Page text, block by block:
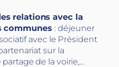
relations avec la
communes : déjeuner
avec le Président
sur la
de la voirie,…